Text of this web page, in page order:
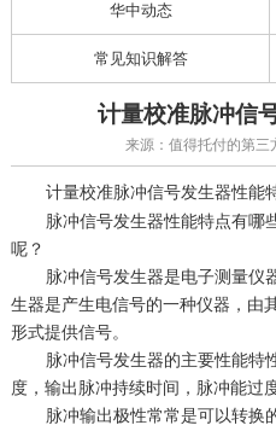
华中动态
常见知识解答
计量校准脉冲信
来源：值得托付的第三
计量校准脉冲信号发生器性能
脉冲信号发生器性能特点有哪
呢？
脉冲信号发生器是电子测量仪
生器是产生电信号的一种仪器，由
形式提供信号。
脉冲信号发生器的主要性能特
度，输出脉冲持续时间，脉冲能过
脉冲输出极性常常是可以转换的